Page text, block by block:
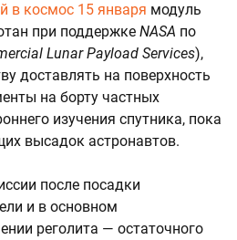
в космос 15 января модуль
при поддержке NASA по
Lunar Payload Services),
доставлять на поверхность
на борту частных
изучения спутника, пока
высадок астронавтов.
после посадки
и в основном
реголита — остаточного